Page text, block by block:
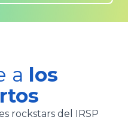
a los
rockstars del IRSP